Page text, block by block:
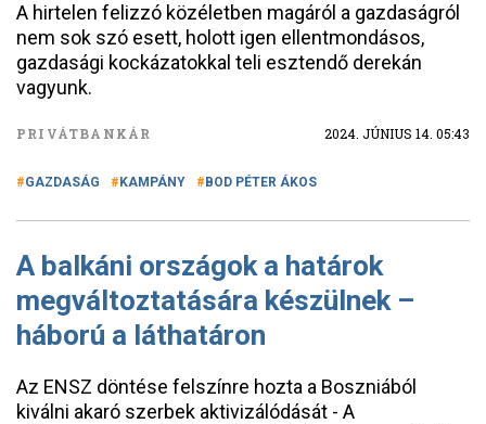
A hirtelen felizzó közéletben magáról a gazdaságról
nem sok szó esett, holott igen ellentmondásos,
gazdasági kockázatokkal teli esztendő derekán
vagyunk.
PRIVÁTBANKÁR 2024. JÚNIUS 14. 05:43
GAZDASÁG KAMPÁNY BOD PÉTER ÁKOS
A balkáni országok a határok
megváltoztatására készülnek –
háború a láthatáron
Az ENSZ döntése felszínre hozta a Boszniából
kiválni akaró szerbek aktivizálódását - A